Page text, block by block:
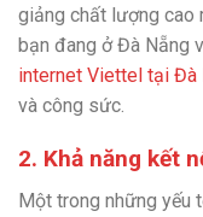
giảng chất lượng cao
bạn đang ở Đà Nẵng
internet Viettel tại Đà
và công sức.
2. Khả năng kết
Một trong những yếu